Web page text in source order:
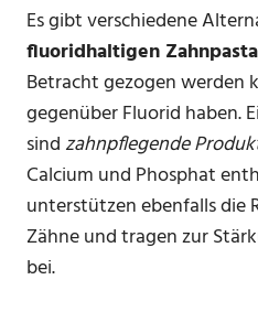
Es gibt verschiedene
fluoridhaltigen Zahnpasta
Betracht gezogen werden
gegenüber Fluorid haben.
sind zahnpflegende
Calcium und Phosphat
unterstützen ebenfalls die
Zähne und tragen zur
bei.